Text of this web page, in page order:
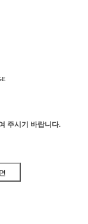
주시기 바랍니다.